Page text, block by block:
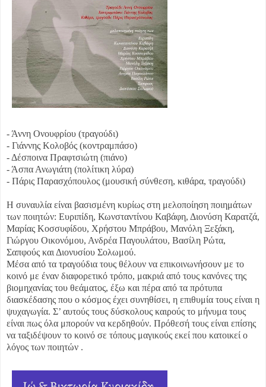
- Άννη Ονουφρίου (τραγούδι)
- Γιάννης Κολοβός (κοντραμπάσο)
- Δέσποινα Πραφτσιώτη (πιάνο)
- Άσπα Ανωγιάτη (πολίτικη λύρα)
- Πάρις Παρασχόπουλος (μουσική σύνθεση, κιθάρα, τραγούδι)
Η συναυλία είναι βασισμένη κυρίως στη μελοποίηση ποιημάτων
των ποιητών: Ευριπίδη, Κωνσταντίνου Καβάφη, Διονύση Καρατζά,
Μαρίας Κοσσυφίδου, Χρήστου Μπράβου, Μανόλη Ξεξάκη,
Γιώργου Οικονόμου, Ανδρέα Παγουλάτου, Βασίλη Ρώτα,
Σαπφούς και Διονυσίου Σολωμού.
Μέσα από τα τραγούδια τους θέλουν να επικοινωνήσουν με το
κοινό με έναν διαφορετικό τρόπο, μακριά από τους κανόνες της
βιομηχανίας του θεάματος, έξω και πέρα από τα πρότυπα
διασκέδασης που ο κόσμος έχει συνηθίσει, η επιθυμία τους είναι η
ψυχαγωγία. Σ’ αυτούς τους δύσκολους καιρούς το μήνυμα τους
είναι πως όλα μπορούν να κερδηθούν. Πρόθεσή τους είναι επίσης
να ταξιδέψουν το κοινό σε τόπους μαγικούς εκεί που κατοικεί ο
λόγος των ποιητών .